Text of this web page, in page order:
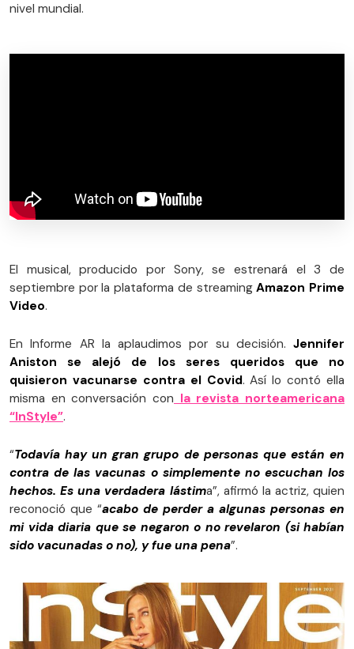
nivel mundial.
El musical, producido por Sony, se estrenará el 3 de
septiembre por la plataforma de streamingAmazon Prime
Video.
En Informe AR la aplaudimos por su decisión. Jennifer
Aniston se alejó de los seres queridos que no
quisieron vacunarse contra el Covid. Así lo contó ella
misma en conversación con la revista norteamericana
“InStyle”.
“Todavía hay un gran grupo de personas que están en
contra de las vacunas o simplemente no escuchan los
hechos. Es una verdadera lástima”, afirmó la actriz, quien
reconoció que “acabo de perder a algunas personas en
mi vida diaria que se negaron o no revelaron (si habían
sido vacunadas o no), y fue una pena”.